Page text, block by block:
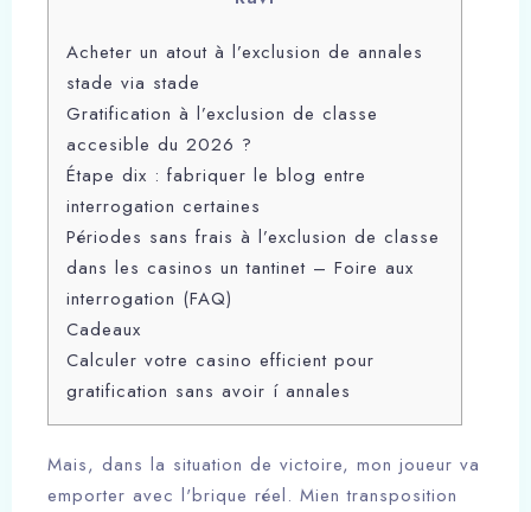
Acheter un atout à l’exclusion de annales
stade via stade
Gratification à l’exclusion de classe
accesible du 2026 ?
Étape dix : fabriquer le blog entre
interrogation certaines
Périodes sans frais à l’exclusion de classe
dans les casinos un tantinet – Foire aux
interrogation (FAQ)
Cadeaux
Calculer votre casino efficient pour
gratification sans avoir í annales
Mais, dans la situation de victoire, mon joueur va
emporter avec l'brique réel. Mien transposition